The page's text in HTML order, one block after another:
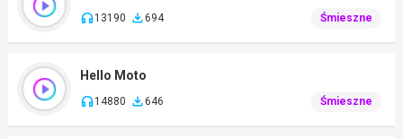
13190 694 Śmieszne
Hello Moto
14880 646 Śmieszne